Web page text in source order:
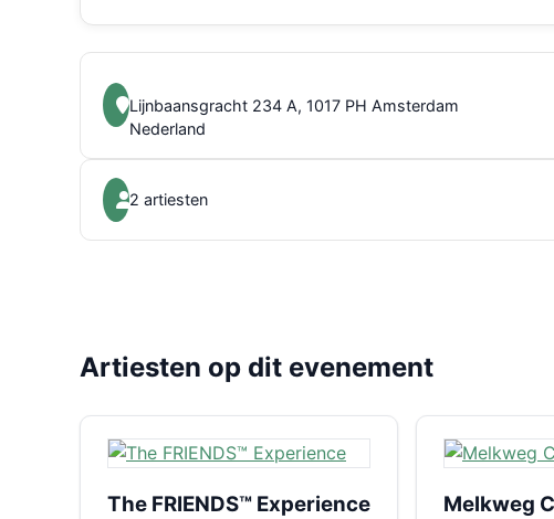
Lijnbaansgracht 234 A, 1017 PH Amsterdam
Nederland
2 artiesten
Artiesten op dit evenement
The FRIENDS™ Experience Melkweg